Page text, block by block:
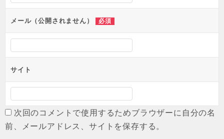
メール（公開されません） 必須
サイト
次回のコメントで使用するためブラウザーに自分の名
前、メールアドレス、サイトを保存する。